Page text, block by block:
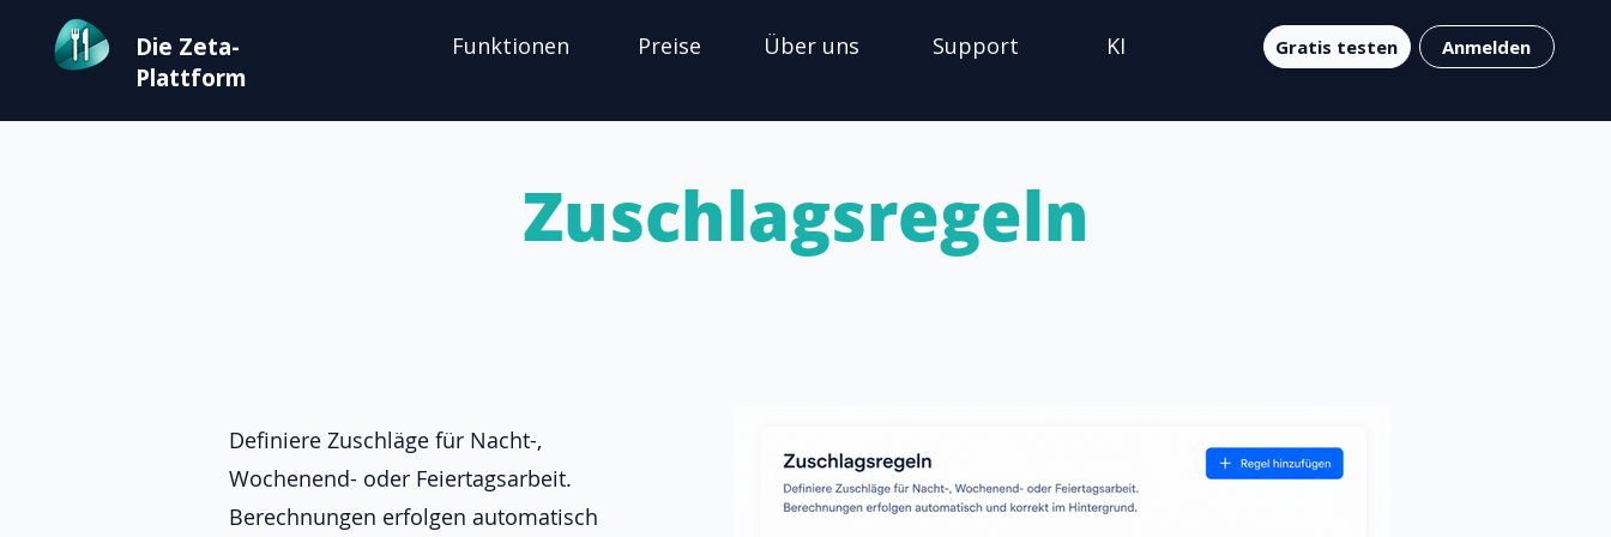
Die Zeta-
Plattform
Funktionen Preise Über uns Support KI Gratis testen Anmelden
Definiere Zuschläge für Nacht-,
Wochenend- oder Feiertagsarbeit.
Berechnungen erfolgen automatisch
Zuschlagsregeln